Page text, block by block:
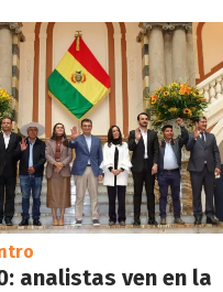
analistas ven en la